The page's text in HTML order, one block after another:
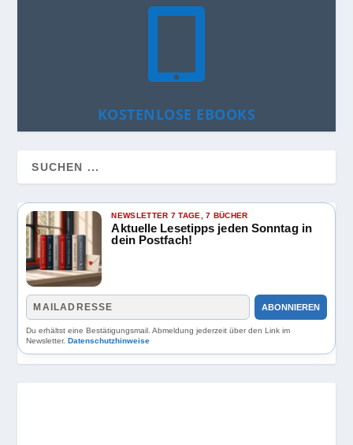
KOSTENLOSE EBOOKS
NEWSLETTER 7 TAGE, 7 BÜCHER
Aktuelle Lesetipps jeden Sonntag in
dein Postfach!
ABONNIEREN
Du erhältst eine Bestätigungsmail. Abmeldung jederzeit über den Link im
Newsletter. Datenschutzhinweise